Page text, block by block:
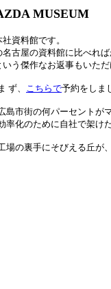
MUSEUM
資料館です。
古屋の資料館に比べれ
う傑作なお返事もいた
ず、 こちらで予約をしま
島市街の何パーセントが
率化のために自社で架け
場の裏手にそびえる丘が